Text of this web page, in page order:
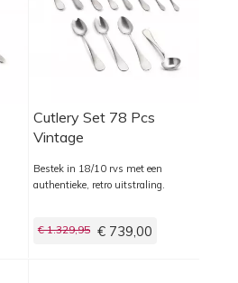
Cutlery Set 78 Pcs
Vintage
Bestek in 18/10 rvs met een
authentieke, retro uitstraling.
€ 1.329,95 € 739,00